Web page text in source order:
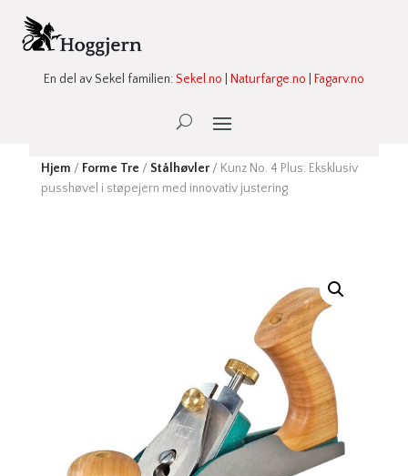
En del av Sekel familien:Sekel.no Naturfarge.no Fagarv.no
Ønskeliste -
Hjem / Forme Tre / Stålhøvler/ Kunz No. 4 Plus: Eksklusiv
pusshøvel i støpejern med innovativ justering